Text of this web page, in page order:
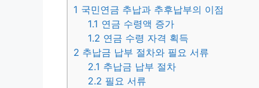
1 국민연금 추납과 추후납부의 이점
1.1 연금 수령액 증가
1.2 연금 수령 자격 획득
2 추납금 납부 절차와 필요 서류
2.1 추납금 납부 절차
2.2 필요 서류